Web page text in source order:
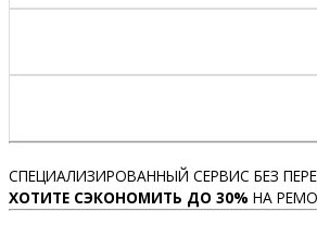
СПЕЦИАЛИЗИРОВАННЫЙ СЕРВИС БЕЗ
ХОТИТЕ СЭКОНОМИТЬ ДО 30% НА